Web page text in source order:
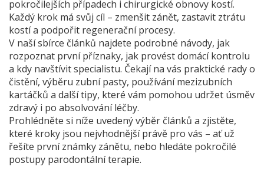
pokročilejších případech i chirurgické obnovy kostí.
Každý krok má svůj cíl – zmenšit zánět, zastavit ztrátu
kostí a podpořit regenerační procesy.
V naší sbírce článků najdete podrobné návody, jak
rozpoznat první příznaky, jak provést domácí kontrolu
a kdy navštívit specialistu. Čekají na vás praktické rady o
čistění, výběru zubní pasty, používání mezizubních
kartáčků a další tipy, které vám pomohou udržet úsměv
zdravý i po absolvování léčby.
Prohlédněte si níže uvedený výběr článků a zjistěte,
které kroky jsou nejvhodnější právě pro vás – ať už
řešíte první známky zánětu, nebo hledáte pokročilé
postupy parodontální terapie.